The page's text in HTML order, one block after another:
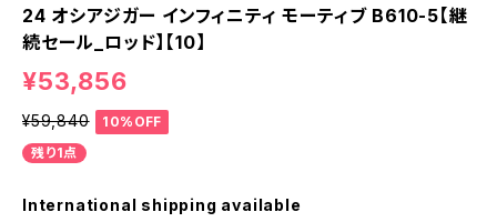
24 オシアジガー インフィニティ モーティブ B610-5【継
続セール_ロッド】【10】
¥53,856
¥59,840
10%OFF
残り1点
International shipping available